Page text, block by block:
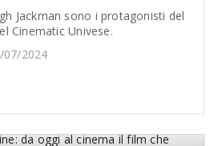
Jackman sono i protagonisti del
Cinematic Univese.
07/2024